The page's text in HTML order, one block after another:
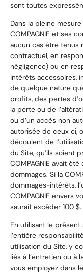
sont toutes
Dans la pleine
COMPAGNIE et ses
aucun cas être tenus
contractuel, en
négligence) ou en
intérêts accessoires,
de quelque nature
profits, des pertes
la perte ou de
ou d’un accès non
autorisée de ceux ci,
découlent de
du Site, qu’ils soient
COMPAGNIE avait
dommages. Si la
dommages-intérêts,
COMPAGNIE envers
saurait excéder 100 $.
En utilisant le présent
l’entière
utilisation du Site, y
liés à l’entretien ou à
vous employez dans